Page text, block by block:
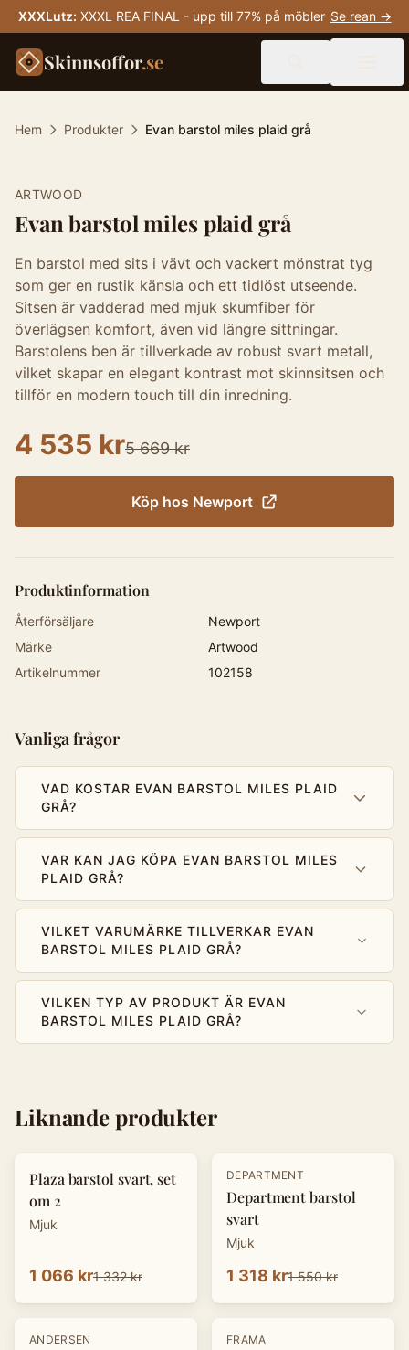
XXXLutz: XXXL REA FINAL - upp till 77% på möbler Se rean →
Skinnsoffor.se
Hem Produkter Evan barstol miles plaid grå
ARTWOOD
Evan barstol miles plaid grå
En barstol med sits i vävt och vackert mönstrat tyg
som ger en rustik känsla och ett tidlöst utseende.
Sitsen är vadderad med mjuk skumfiber för
överlägsen komfort, även vid längre sittningar.
Barstolens ben är tillverkade av robust svart metall,
vilket skapar en elegant kontrast mot skinnsitsen och
tillför en modern touch till din inredning.
4 535 kr5 669 kr
Köp hos Newport
Produktinformation
Återförsäljare
Newport
Märke
Artwood
Artikelnummer
102158
Vanliga frågor
VAD KOSTAR EVAN BARSTOL MILES PLAID
GRÅ?
VAR KAN JAG KÖPA EVAN BARSTOL MILES
PLAID GRÅ?
VILKET VARUMÄRKE TILLVERKAR EVAN
BARSTOL MILES PLAID GRÅ?
VILKEN TYP AV PRODUKT ÄR EVAN
BARSTOL MILES PLAID GRÅ?
Liknande produkter
-20
Plaza barstol svart, set
om 2
Mjuk
1 066 kr1 332 kr
-15%
DEPARTMENT
Department barstol
svart
Mjuk
1 318 kr1 550 kr
-15%
ANDERSEN -30%
FRAMA